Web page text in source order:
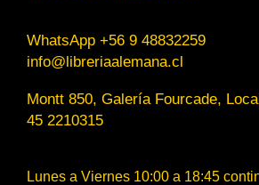
WhatsApp +56 9 48832259
info@libreriaalemana.cl
Montt 850, Galería Fourcade,
45 2210315
Lunes a Viernes 10:00 a 18:45